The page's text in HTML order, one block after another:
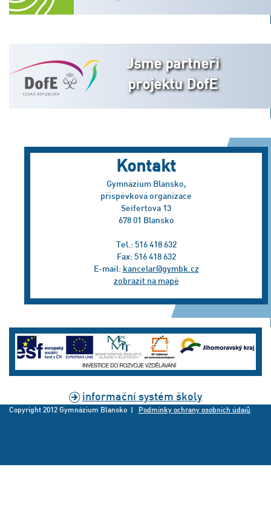
Jsme partneři
projektu DofE
Kontakt
Gymnázium Blansko,
příspěvková organizace
Seifertova 13
678 01 Blansko
Tel.: 516 418 632
Fax: 516 418 632
E-mail: kancelar@gymbk.cz
zobrazit na mapě
informační systém školy
Copyright 2012 Gymnázium Blansko | Podmínky ochrany osobních údajů